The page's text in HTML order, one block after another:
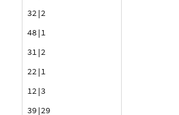
32|2
48|1
31|2
22|1
12|3
39|29